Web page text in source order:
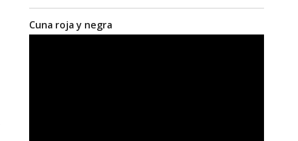
Cuna roja y negra